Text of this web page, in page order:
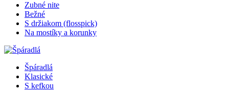
Zubné nite
Bežné
S držiakom (flosspick)
Na mostíky a korunky
Špáradlá
Klasické
S kefkou